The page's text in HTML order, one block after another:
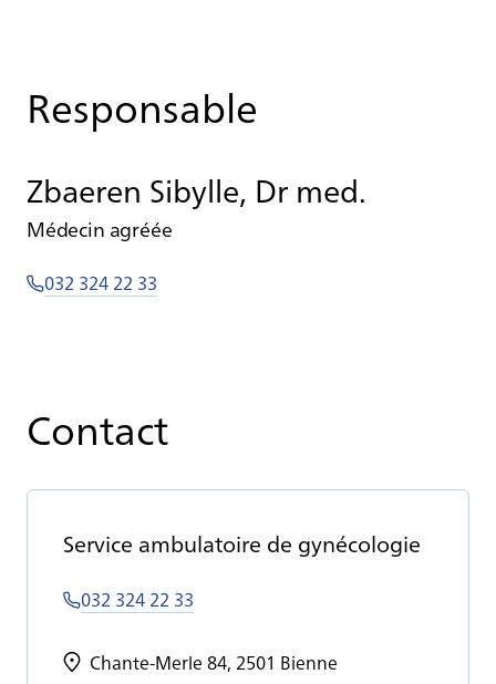
Responsable
Zbaeren Sibylle, Dr med.
Médecin agréée
032 324 22 33
Contact
Ser­vice am­bu­la­toire de gy­né­co­lo­gie
032 324 22 33
Chante-Merle 84, 2501 Bienne